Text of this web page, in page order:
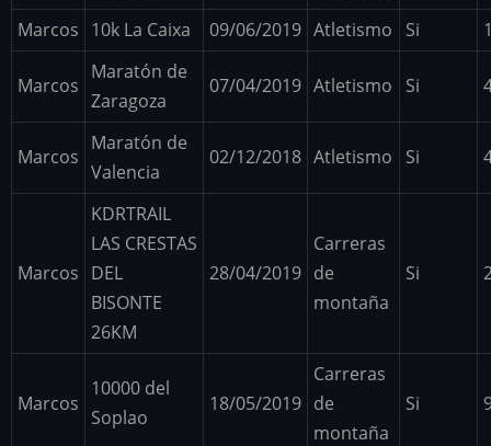
Marcos 10k La Caixa 09/06/2019 Atletismo Si
Marcos
Maratón de
Zaragoza
07/04/2019 Atletismo Si
Marcos
Maratón de
Valencia
02/12/2018 Atletismo Si
Marcos
KDRTRAIL
LAS CRESTAS
DEL
BISONTE
26KM
28/04/2019
Carreras
de
montaña
Si
Marcos
10000 del
Soplao
18/05/2019
Carreras
de
montaña
Si